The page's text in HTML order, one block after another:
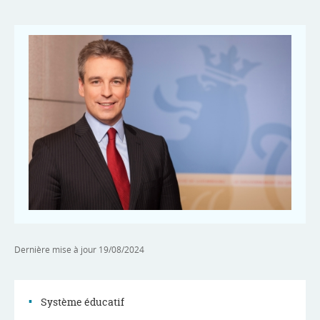
Dernière mise à jour 19/08/2024
Système éducatif